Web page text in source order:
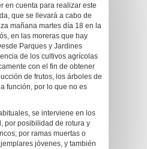
en cuenta para realizar este
que se llevará a cabo de
mañana martes día 18 en la
en las moreras que hay
Parques y Jardines
de los cultivos agrícolas
con el fin de obtener
de frutos, los árboles de
función, por lo que no es
se interviene en los
por posibilidad de rotura y
por ramas muertas o
jóvenes, y también